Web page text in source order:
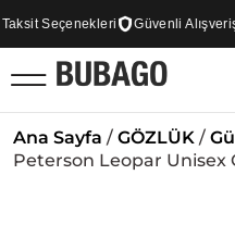
Seçenekleri Güvenli Alışveriş
Ana Sayfa / GÖZLÜK /
Peterson Leopar Unisex